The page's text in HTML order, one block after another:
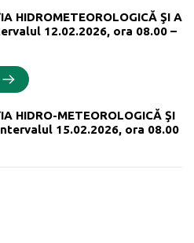
HIDROMETEOROLOGICĂ ŞI A
12.02.2026, ora 08.00 –
HIDRO-METEOROLOGICĂ ŞI
15.02.2026, ora 08.00